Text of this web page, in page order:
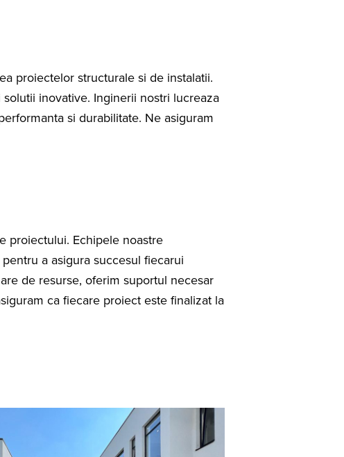
proiectelor structurale si de instalatii.
inovative. Inginerii nostri lucreaza
si durabilitate. Ne asiguram
proiectului. Echipele noastre
a asigura succesul fiecarui
de resurse, oferim suportul necesar
ca fiecare proiect este finalizat la